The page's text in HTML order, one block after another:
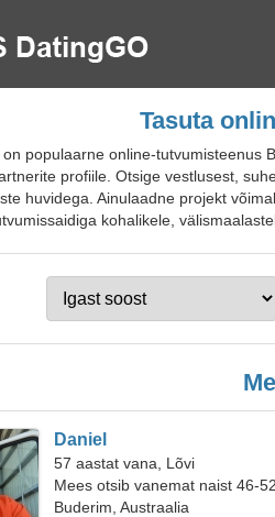
Tasuta
populaarne online-tutvumisteenus
profiile. Otsige vestlusest,
huvidega. Ainulaadne projekt
kohalikele,
Daniel
57 aastat vana, Lõvi
Mees otsib vanemat naist 46-52
Buderim, Austraalia